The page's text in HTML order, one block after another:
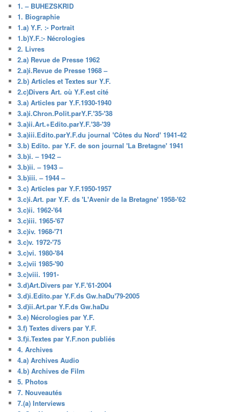
1. – BUHEZSKRID
1. Biographie
1.a) Y.F. :- Portrait
1.b)Y.F.:- Nécrologies
2. Livres
2.a) Revue de Presse 1962
2.a)i.Revue de Presse 1968 –
2.b) Articles et Textes sur Y.F.
2.c)Divers Art. où Y.F.est cité
3.a) Articles par Y.F.1930-1940
3.a)i.Chron.Polit.parY.F.'35-'38
3.a)ii.Art.+Edito.parY.F.'38-'39
3.a)iii.Edito.parY.F.du journal 'Côtes du Nord' 1941-42
3.b) Edito. par Y.F. de son journal 'La Bretagne' 1941
3.b)i. – 1942 –
3.b)ii. – 1943 –
3.b)iii. – 1944 –
3.c) Articles par Y.F.1950-1957
3.c)i.Art. par Y.F. ds 'L'Avenir de la Bretagne' 1958-'62
3.c)ii. 1962-'64
3.c)iii. 1965-'67
3.c)iv. 1968-'71
3.c)v. 1972-'75
3.c)vi. 1980-'84
3.c)vii 1985-'90
3.c)viii. 1991-
3.d)Art.Divers par Y.F.'61-2004
3.d)i.Edito.par Y.F.ds Gw.haDu'79-2005
3.d)ii.Art.par Y.F.ds Gw.haDu
3.e) Nécrologies par Y.F.
3.f) Textes divers par Y.F.
3.f)i.Textes par Y.F.non publiés
4. Archives
4.a) Archives Audio
4.b) Archives de Film
5. Photos
7. Nouveautés
7.(a) Interviews